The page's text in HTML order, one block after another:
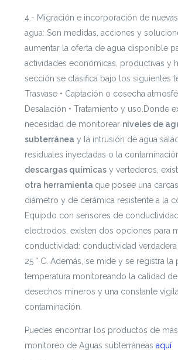
4.- Migración e incorporación de
agua: Son medidas, acciones y
aumentar la oferta de agua disponible
actividades económicas, productivas y
sección se clasifica bajo los siguientes
Trasvase • Captación o cosecha
Desalación • Tratamiento y uso. Donde
necesidad de monitorear niveles de
subterránea y la intrusión de agua
residuales inyectadas o la
descargas químicasy vertederos,
otra herramienta que posee una
diámetro y de cerámica resistente a la
Equipdo con sensores de
electrodos, existen dos opciones para
conductividad: conductividad
25 ° C. Además, se mide y se registra la
temperatura monitoreando la calidad
desechos mineros y una constante
contaminación.
Puedes encontrar los productos de
monitoreo de Aguas subterráneas aquí